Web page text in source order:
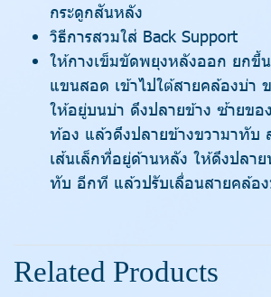
กระดูกสันหลัง
วิธีการสวมใส่ Back Support
ให้กางเข็มขัดพยุงหลังออก ยกขึ้น
แขนสอด เข้าไปใต้สายคล้องบ่า
ให้อยู่บนบ่า ดึงปลายข้าง ซ้ายขอ
ท้อง แล้วดึงปลายข้างขวามาทับ
เส้นเล็กที่อยู่ด้านหลัง ให้ดึงปลา
ทับ อีกที แล้วปรับเลื่อนสายคล้อ
Related Products